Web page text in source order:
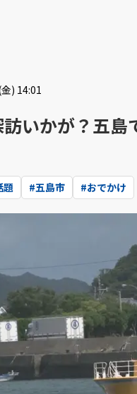
) 14:01
いかが？五島
題 #五島市 #おでかけ